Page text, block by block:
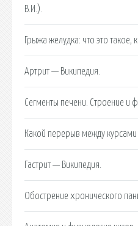
В.И.).
Грыжа желудка: что это такое,
Артрит — Википедия.
Сегменты печени. Строение и
Какой перерыв между
Гастрит — Википедия.
Обострение хронического